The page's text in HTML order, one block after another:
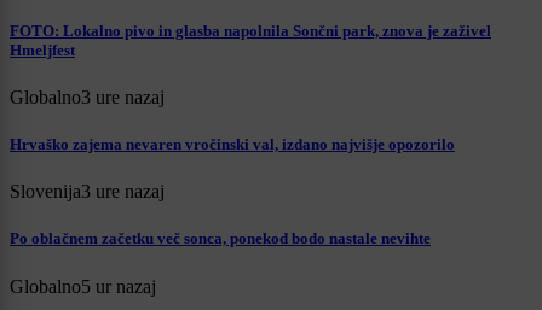
FOTO: Lokalno pivo in glasba napolnila Sončni park, znova je zaživel
Hmeljfest
Globalno3 ure nazaj
Hrvaško zajema nevaren vročinski val, izdano najvišje opozorilo
Slovenija3 ure nazaj
Po oblačnem začetku več sonca, ponekod bodo nastale nevihte
Globalno5 ur nazaj